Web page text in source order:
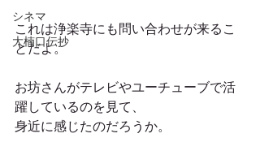
シネマ
大楠口伝抄
これは浄楽寺にも問い合わせが来るこ
とだよ。
お坊さんがテレビやユーチューブで活
躍しているのを見て、
身近に感じたのだろうか。